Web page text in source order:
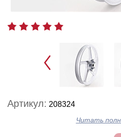
Артикул: 208324
Читать